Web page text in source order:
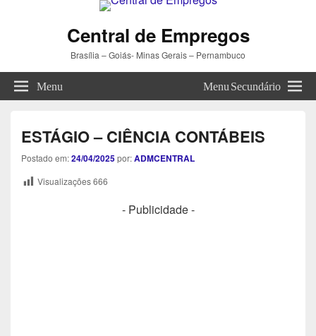
Central de Empregos
Brasília – Goiás- Minas Gerais – Pernambuco
Menu Menu Secundário
ESTÁGIO – CIÊNCIA CONTÁBEIS
Postado em:24/04/2025por:ADMCENTRAL
Visualizações666
- Publicidade -